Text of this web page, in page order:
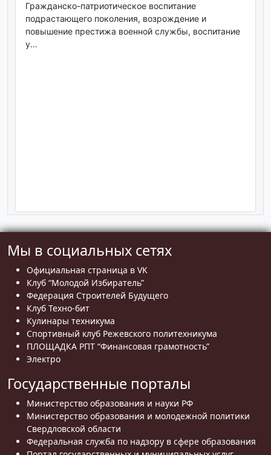
Гражданско-патриотическое воспитание
подрастающего поколения, возрождение и
повышение престижа военной службы, воспитание
у...
Мы в социальных сетях
Официальная страница в VK
Клуб “Молодой Избиратель”
Федерация Строителей Будущего
Клуб Техно-бит
Кулинары техникума
Спортивный клуб Режевского политехникума
ПЛОЩАДКА РПТ “Финансовая грамотность”
Электро
Государственные порталы
Министерство образования и науки РФ
Министерство образования и молодежной политики
Свердловской области
Федеральная служба по надзору в сфере образования